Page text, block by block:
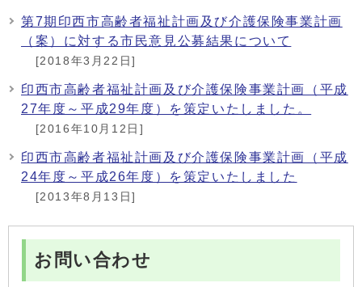
第7期印西市高齢者福祉計画及び介護保険事業計画
（案）に対する市民意見公募結果について
[2018年3月22日]
印西市高齢者福祉計画及び介護保険事業計画（平成
27年度～平成29年度）を策定いたしました。
[2016年10月12日]
印西市高齢者福祉計画及び介護保険事業計画（平成
24年度～平成26年度）を策定いたしました
[2013年8月13日]
お問い合わせ